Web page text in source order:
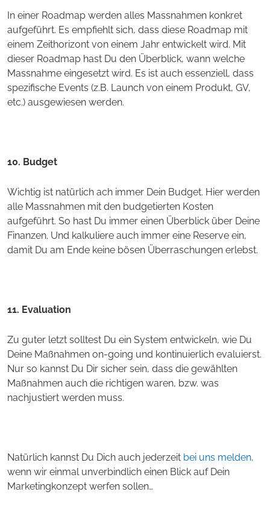
In einer Roadmap werden alles Massnahmen konkret
aufgeführt. Es empfiehlt sich, dass diese Roadmap mit
einem Zeithorizont von einem Jahr entwickelt wird. Mit
dieser Roadmap hast Du den Überblick, wann welche
Massnahme eingesetzt wird. Es ist auch essenziell, dass
spezifische Events (z.B. Launch von einem Produkt, GV,
etc.) ausgewiesen werden.
10. Budget
Wichtig ist natürlich ach immer Dein Budget. Hier werden
alle Massnahmen mit den budgetierten Kosten
aufgeführt. So hast Du immer einen Überblick über Deine
Finanzen. Und kalkuliere auch immer eine Reserve ein,
damit Du am Ende keine bösen Überraschungen erlebst.
11. Evaluation
Zu guter letzt solltest Du ein System entwickeln, wie Du
Deine Maßnahmen on-going und kontinuierlich evaluierst.
Nur so kannst Du Dir sicher sein, dass die gewählten
Maßnahmen auch die richtigen waren, bzw. was
nachjustiert werden muss.
Natürlich kannst Du Dich auch jederzeit bei uns melden,
wenn wir einmal unverbindlich einen Blick auf Dein
Marketingkonzept werfen sollen…